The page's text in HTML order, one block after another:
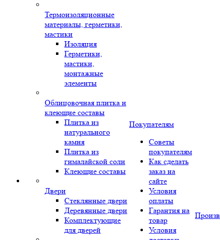
Термоизоляционные
материалы, герметики,
мастики
Изоляция
Герметики,
мастики,
монтажные
элементы
Облицовочная плитка и
клеющие составы
Плитка из
натурального
камня
Плитка из
гималайской соли
Клеющие составы
Двери
Стеклянные двери
Деревянные двери
Комплектующие
для дверей
Покупателям
Советы
покупателям
Как сделать
заказ на
сайте
Условия
оплаты
Гарантия на
товар
Условия